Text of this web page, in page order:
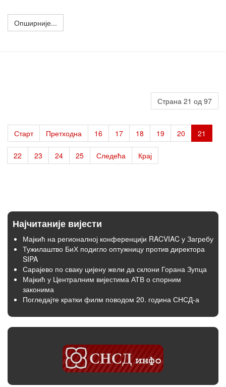
Опширније...
Страна 21 од 97
Старт Претходна 16 17 18 19 20 21
22 23 24 25 Следећа Крај
Најчитаније вијести
Мајкић на регионалној конференцији RACVIAC у Загребу
Тужилаштво БиХ подигло оптужницу против директора
SIPA
Сарајево по сваку цијену жели да склони Горана Зупца
Мајкић у Централним вијестима АТВ о спорним
законима
Погледајте кратки филм поводом 20. година СНСД-а